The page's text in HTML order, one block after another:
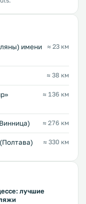
имени
≈ 23 км
≈ 38 км
≈ 136 км
≈ 276 км
≈ 330 км
лучшие